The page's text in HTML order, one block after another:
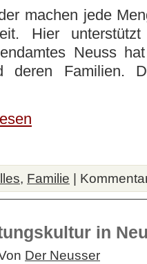
machen jede
Hier
Neuss
deren Familien.
, Familie |
in
Der Neusser